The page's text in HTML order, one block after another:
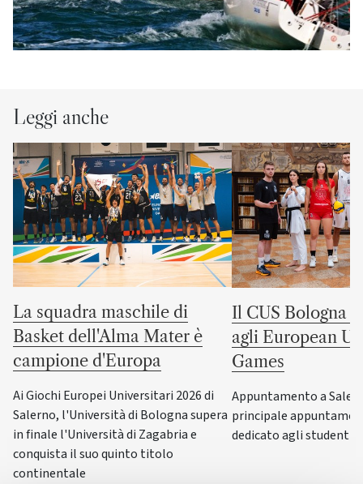
Leggi anche
La squadra maschile di
Basket dell'Alma Mater è
campione d'Europa
Ai Giochi Europei Universitari 2026 di
Salerno, l'Università di Bologna supera
in finale l'Università di Zagabria e
conquista il suo quinto titolo
continentale
Il CUS Bologna
agli European
Games
Appuntamento a
principale
dedicato agli